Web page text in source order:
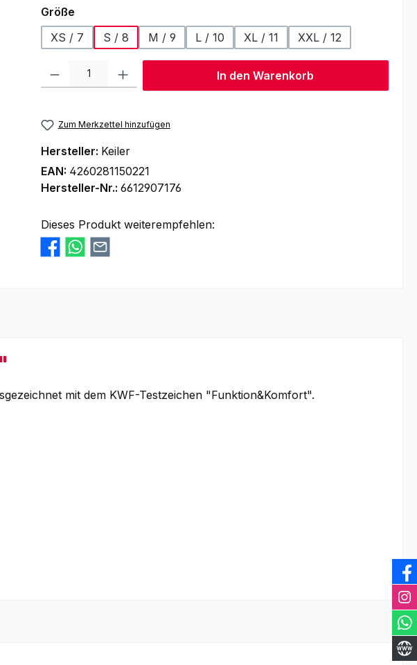
Größeauswählen
XS / 7
S / 8 M / 9 L / 10 XL / 11 XXL / 12
Produkt Anzahl: Gib den gewünschten Wert ein oder benutze die Schaltflächen
In den Warenkorb
Zum Merkzettel hinzufügen
Hersteller: Keiler
EAN: 4260281150221
Hersteller-Nr.: 6612907176
Dieses Produkt weiterempfehlen:
mit dem KWF-Testzeichen "Funktion&Komfort".